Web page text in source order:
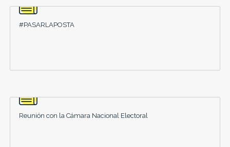
#PASARLAPOSTA
Reunión con la Cámara Nacional Electoral